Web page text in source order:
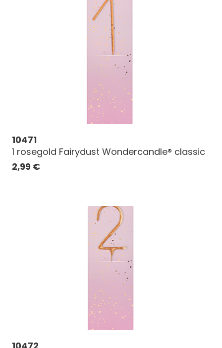
10471
1 rosegold Fairydust Wondercandle® classic
2,99 €